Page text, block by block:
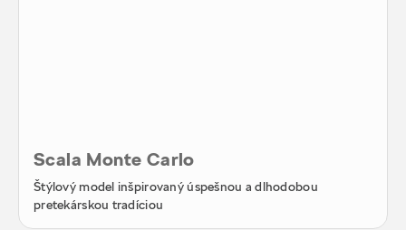
Scala Monte Carlo
Štýlový model inšpirovaný úspešnou a dlhodobou
pretekárskou tradíciou